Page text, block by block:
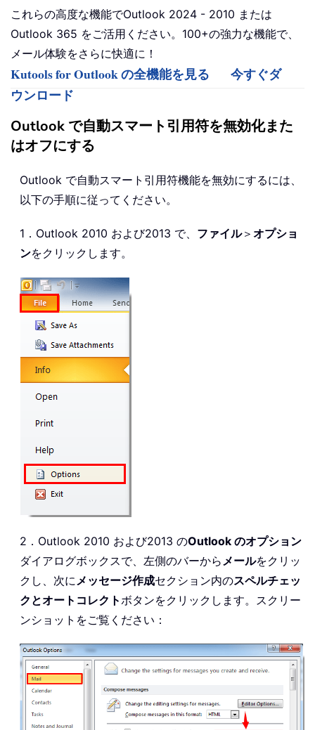
これらの高度な機能でOutlook 2024 - 2010 または
Outlook 365 をご活用ください。100+の強力な機能で、
メール体験をさらに快適に！
Kutools for Outlook の全機能を見る
今すぐダ
ウンロード
Outlook で自動スマート引用符を無効化また
はオフにする
Outlook で自動スマート引用符機能を無効にするには、
以下の手順に従ってください。
1．Outlook 2010 および2013 で、 ファイル＞ オプショ
ンをクリックします。
2．Outlook 2010 および2013 のOutlook のオプション
ダイアログボックスで、左側のバーからメールをクリッ
クし、次にメッセージ作成セクション内のスペルチェッ
クとオートコレクトボタンをクリックします。スクリー
ンショットをご覧ください：